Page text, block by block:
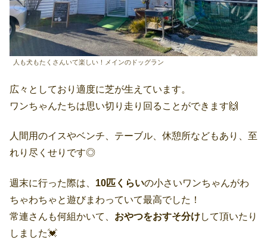
人も犬もたくさんいて楽しい！メインのドッグラン
広々としており適度に芝が生えています。
ワンちゃんたちは思い切り走り回ることができます🙌
人間用のイスやベンチ、テーブル、休憩所などもあり、至
れり尽くせりです◎
週末に行った際は、 10匹くらいの小さいワンちゃんがわ
ちゃわちゃと遊びまわっていて最高でした！
常連さんも何組かいて、 おやつをおすそ分けして頂いたり
しました💓